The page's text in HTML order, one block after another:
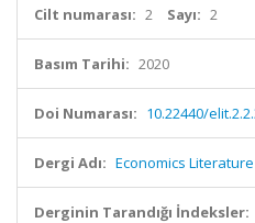
Cilt numarası: 2 Sayı: 2
Basım Tarihi: 2020
Doi Numarası: 10.22440/
Dergi Adı: Economics Literature
Derginin Tarandığı İndeksler: